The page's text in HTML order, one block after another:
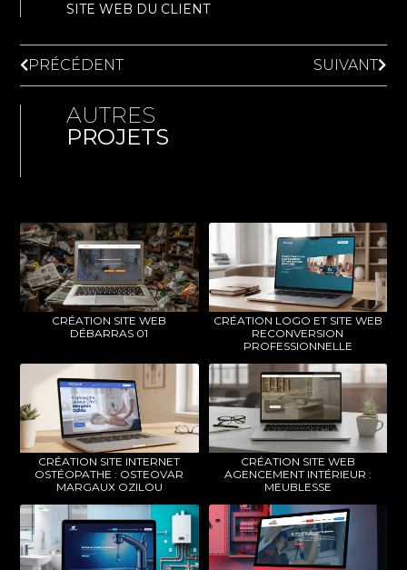
SITE WEB DU CLIENT
PRÉCÉDENT SUIVANT
AUTRES
PROJETS
CRÉATION SITE WEB
DÉBARRAS 01
CRÉATION LOGO ET SITE WEB
RECONVERSION
PROFESSIONNELLE
CRÉATION SITE INTERNET
OSTÉOPATHE : OSTEOVAR
MARGAUX OZILOU
CRÉATION SITE WEB
AGENCEMENT INTÉRIEUR :
MEUBLESSE